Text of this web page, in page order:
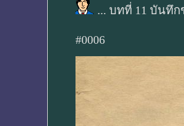
... บทที่ 11 บันทึ
#0006